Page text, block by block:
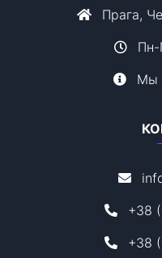
Прага,
Пн-
Мы
+38
+38